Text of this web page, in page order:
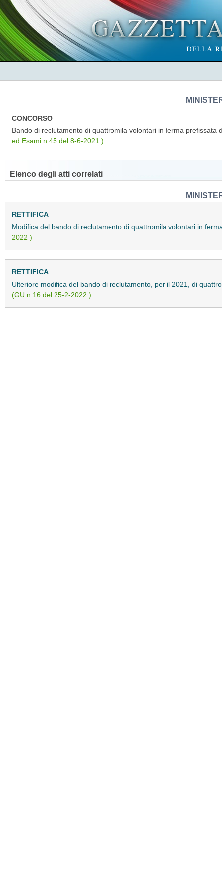
CONCORSO
Bando di reclutamento di quattromila volontari in ferma
ed Esami n.45 del 8-6-2021 )
Elenco degli atti correlati
RETTIFICA
Modifica del bando di reclutamento di quattromila volontari in
2022 )
RETTIFICA
Ulteriore modifica del bando di reclutamento, per il 2021, di
(GU n.16 del 25-2-2022 )